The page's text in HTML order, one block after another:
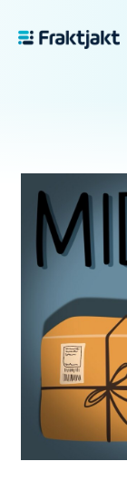
Vad
Fraktjakt?
Hjälp?
Vanliga
&
svar